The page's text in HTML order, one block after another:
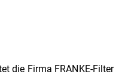
die Firma FRANKE-Filter